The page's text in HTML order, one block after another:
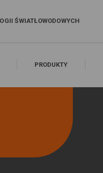
ŚWIATŁOWODOWYCH
PRODUKTY